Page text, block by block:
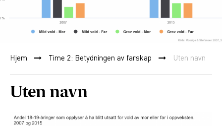
Hjem Time 2: Betydningen av farskap Uten navn
Uten navn